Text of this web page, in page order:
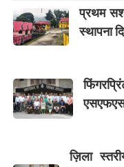
प्रथम
स्थापना
ज़िला